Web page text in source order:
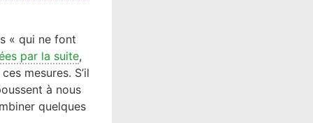
« qui ne font
par la suite,
mesures. S’il
à nous
quelques